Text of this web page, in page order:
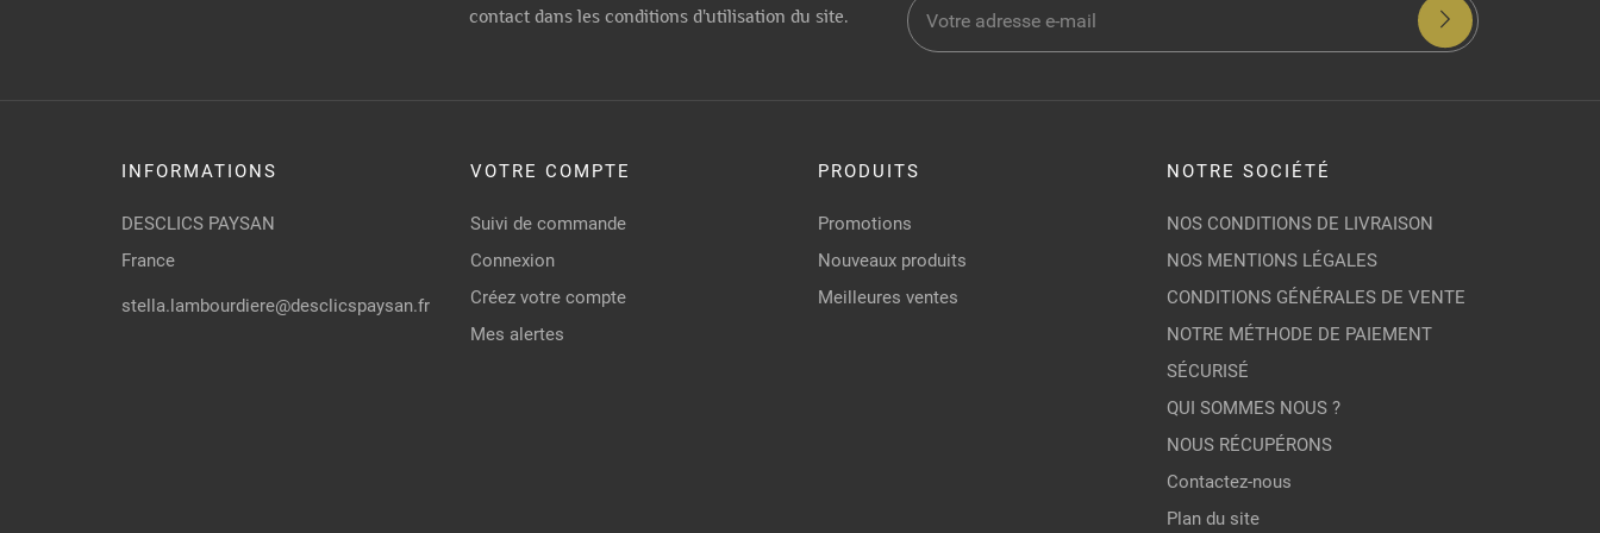
contact dans les conditions d'utilisation du site.
INFORMATIONS
DESCLICS PAYSAN
France
stella.lambourdiere@desclicspaysan.fr
VOTRE COMPTE
Suivi de commande
Connexion
Créez votre compte
Mes alertes
PRODUITS
Promotions
Nouveaux produits
Meilleures ventes
NOTRE SOCIÉTÉ
NOS CONDITIONS DE LIVRAISON
NOS MENTIONS LÉGALES
CONDITIONS GÉNÉRALES DE VENTE
NOTRE MÉTHODE DE PAIEMENT
SÉCURISÉ
QUI SOMMES NOUS ?
NOUS RÉCUPÉRONS
Contactez-nous
Plan du site